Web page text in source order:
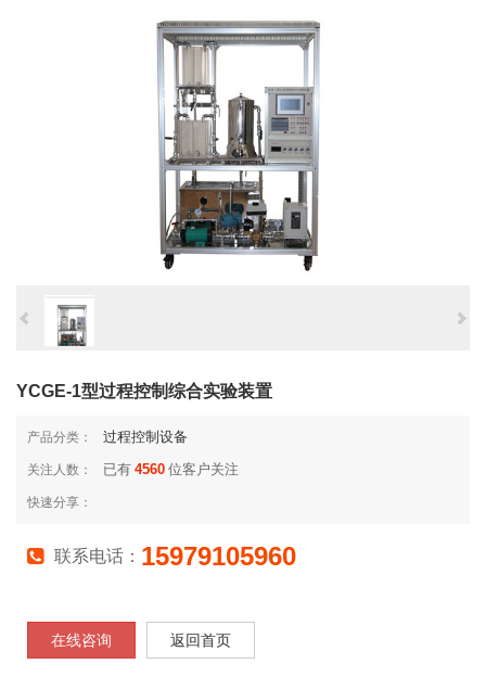
YCGE-1型过程控制综合实验装置
产品分类： 过程控制设备
关注人数： 已有 4560 位客户关注
快速分享：
联系电话： 15979105960
在线咨询 返回首页